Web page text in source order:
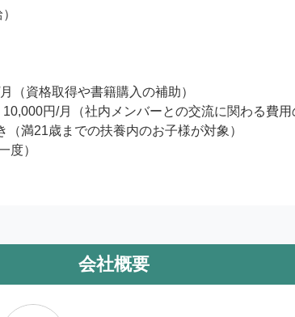
（資格取得や書籍購入の補助）
円/月（社内メンバーとの交流に関わる費用
（満21歳までの扶養内のお子様が対象）
度）
会社概要